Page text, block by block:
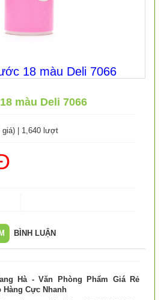
18 màu Deli 7066
màu Deli 7066
giá) 1,640 lượt
BÌNH LUẬN
Hà - Văn Phòng Phẩm Giá Rẻ
Hàng Cực Nhanh